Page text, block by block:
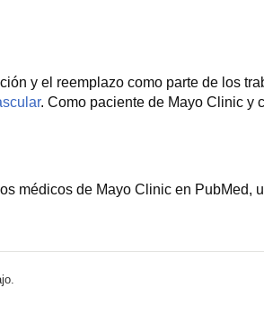
y el reemplazo como parte de los
. Como paciente de Mayo Clinic y
médicos de Mayo Clinic en PubMed,